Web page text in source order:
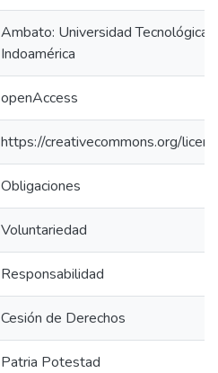
Ambato: Universidad Tecnológica
Indoamérica
openAccess
https://creativecommons.org/
Obligaciones
Voluntariedad
Responsabilidad
Cesión de Derechos
Patria Potestad